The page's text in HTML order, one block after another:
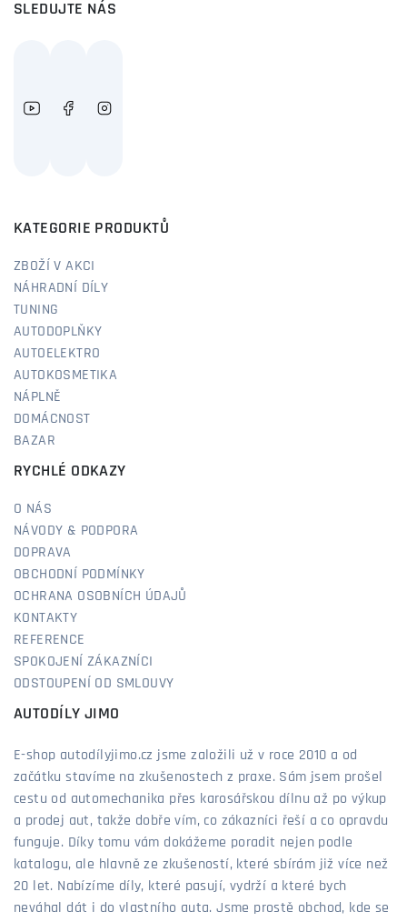
SLEDUJTE NÁS
KATEGORIE PRODUKTŮ
ZBOŽÍ V AKCI
NÁHRADNÍ DÍLY
TUNING
AUTODOPLŇKY
AUTOELEKTRO
AUTOKOSMETIKA
NÁPLNĚ
DOMÁCNOST
BAZAR
RYCHLÉ ODKAZY
O NÁS
NÁVODY & PODPORA
DOPRAVA
OBCHODNÍ PODMÍNKY
OCHRANA OSOBNÍCH ÚDAJŮ
KONTAKTY
REFERENCE
SPOKOJENÍ ZÁKAZNÍCI
ODSTOUPENÍ OD SMLOUVY
AUTODÍLY JIMO
E-shop autodílyjimo.cz jsme založili už v roce 2010 a od
začátku stavíme na zkušenostech z praxe. Sám jsem prošel
cestu od automechanika přes karosářskou dílnu až po výkup
a prodej aut, takže dobře vím, co zákazníci řeší a co opravdu
funguje. Díky tomu vám dokážeme poradit nejen podle
katalogu, ale hlavně ze zkušeností, které sbírám již více než
20 let. Nabízíme díly, které pasují, vydrží a které bych
neváhal dát i do vlastního auta. Jsme prostě obchod, kde se